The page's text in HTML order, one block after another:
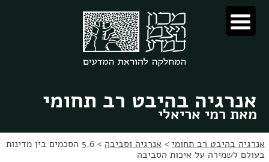
לתוכן
לניווט
אנרגיה בהיבט רב תחומי
מאת רמי אריאלי
אנרגיה בהיבט רב תחומי > אנרגיה וסביבה >
5.6 הסכמים בין מדינות
בעולם לשמירה על איכות הסביבה